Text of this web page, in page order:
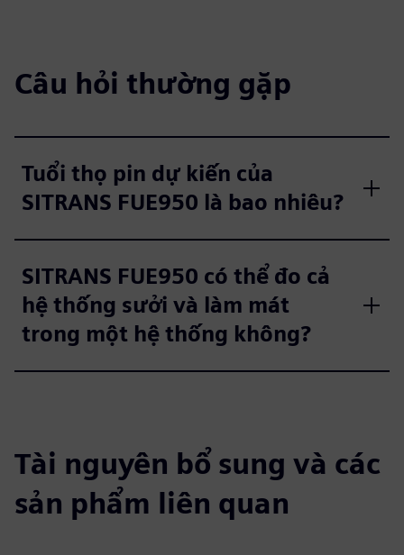
Câu hỏi thường gặp
Tuổi thọ pin dự kiến của
SITRANS FUE950 là bao nhiêu?
SITRANS FUE950 có thể đo cả
hệ thống sưởi và làm mát
trong một hệ thống không?
Tài nguyên bổ sung và các
sản phẩm liên quan